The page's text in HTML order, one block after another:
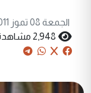
الجمعة 08 تموز 2011
2,948 مشاهدة